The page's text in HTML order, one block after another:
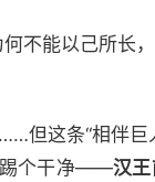
不能以己所长
但这条“相伴巨
踢个干净——汉